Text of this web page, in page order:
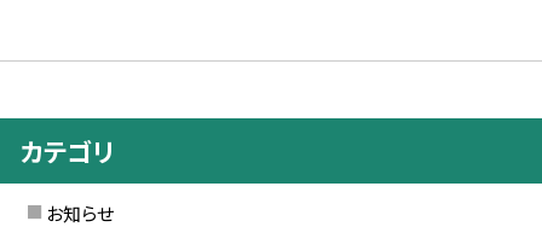
カテゴリ
お知らせ